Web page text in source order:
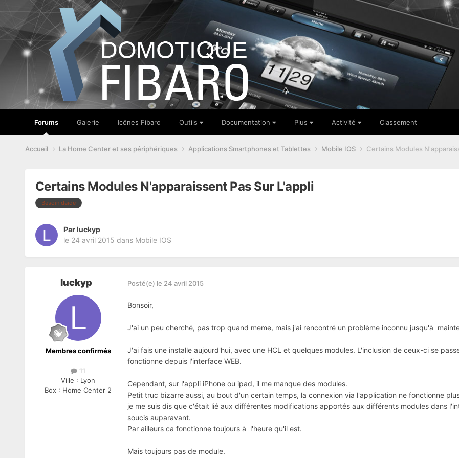
Forums Galerie Icônes Fibaro Outils Documentation Plus Activité Classement
Accueil La Home Center et ses périphériques Applications Smartphones et Tablettes Mobile IOS Certains Modules
Certains Modules N'apparaissent Pas Sur L'appli
Besoin daide
Parluckyp
le 24 avril 2015 dans Mobile IOS
luckyp
Membres confirmés
11
Ville : Lyon
Box : Home Center 2
Posté(e) le 24 avril 2015
Bonsoir,
J'ai un peu cherché, pas trop quand meme, mais j'ai rencontré un problème inconnu jusqu'à
J'ai fais une installe aujourd'hui, avec une HCL et quelques modules. L'inclusion de ceux-ci se
fonctionne depuis l'interface WEB.
Cependant, sur l'appli iPhone ou ipad, il me manque des modules.
Petit truc bizarre aussi, au bout d'un certain temps, la connexion via l'application ne fonctionne
je me suis dis que c'était lié aux différentes modifications apportés aux différents modules dans
soucis auparavant.
Par ailleurs ca fonctionne toujours à l'heure qu'il est.
Mais toujours pas de module.